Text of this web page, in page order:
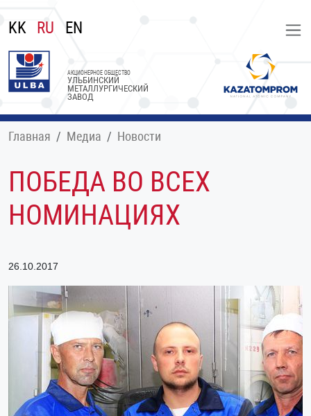
KK RU EN
УЛЬБИНСКИЙ
МЕТАЛЛУРГИЧЕСКИЙ
ЗАВОД
АКЦИОНЕРНОЕ ОБЩЕСТВО
Главная Медиа Новости
ПОБЕДА ВО ВСЕХ
НОМИНАЦИЯХ
26.10.2017